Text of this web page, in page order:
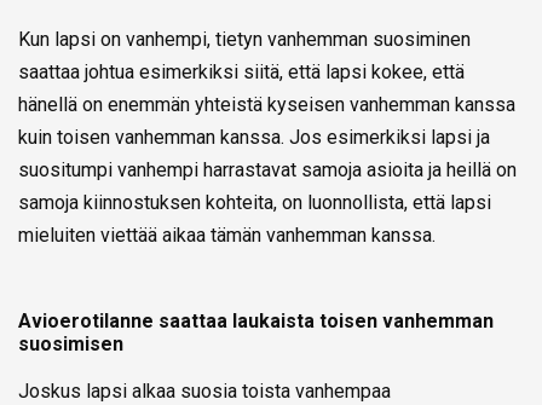
Kun lapsi on vanhempi, tietyn vanhemman suosiminen
saattaa johtua esimerkiksi siitä, että lapsi kokee, että
hänellä on enemmän yhteistä kyseisen vanhemman kanssa
kuin toisen vanhemman kanssa. Jos esimerkiksi lapsi ja
suositumpi vanhempi harrastavat samoja asioita ja heillä on
samoja kiinnostuksen kohteita, on luonnollista, että lapsi
mieluiten viettää aikaa tämän vanhemman kanssa.
Avioerotilanne saattaa laukaista toisen vanhemman
suosimisen
Joskus lapsi alkaa suosia toista vanhempaa